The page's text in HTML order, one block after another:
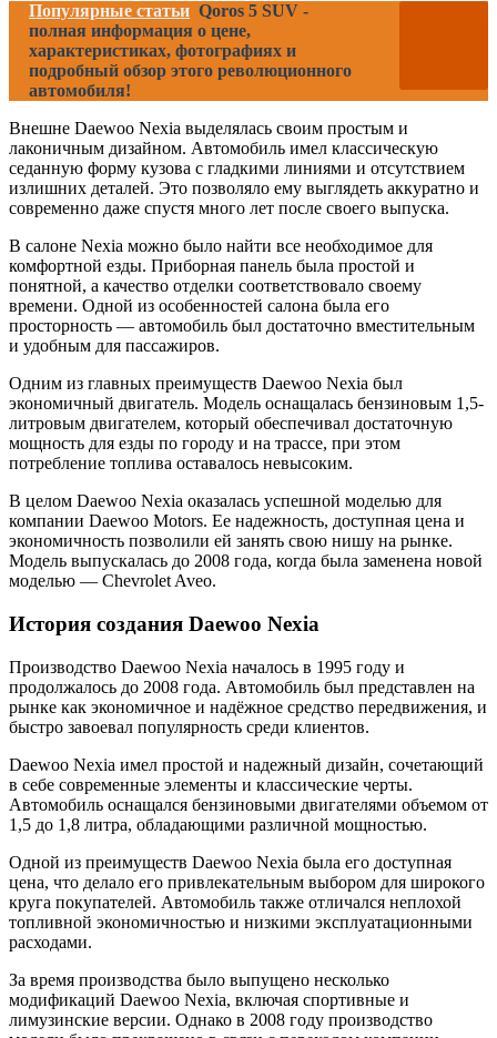
Популярные статьи Qoros 5 SUV -
полная информация о цене,
характеристиках, фотографиях и
подробный обзор этого революционного
автомобиля!
Внешне Daewoo Nexia выделялась своим простым и
лаконичным дизайном. Автомобиль имел классическую
седанную форму кузова с гладкими линиями и отсутствием
излишних деталей. Это позволяло ему выглядеть аккуратно и
современно даже спустя много лет после своего выпуска.
В салоне Nexia можно было найти все необходимое для
комфортной езды. Приборная панель была простой и
понятной, а качество отделки соответствовало своему
времени. Одной из особенностей салона была его
просторность — автомобиль был достаточно вместительным
и удобным для пассажиров.
Одним из главных преимуществ Daewoo Nexia был
экономичный двигатель. Модель оснащалась бензиновым 1,5-
литровым двигателем, который обеспечивал достаточную
мощность для езды по городу и на трассе, при этом
потребление топлива оставалось невысоким.
В целом Daewoo Nexia оказалась успешной моделью для
компании Daewoo Motors. Ее надежность, доступная цена и
экономичность позволили ей занять свою нишу на рынке.
Модель выпускалась до 2008 года, когда была заменена новой
моделью — Chevrolet Aveo.
История создания Daewoo Nexia
Производство Daewoo Nexia началось в 1995 году и
продолжалось до 2008 года. Автомобиль был представлен на
рынке как экономичное и надёжное средство передвижения, и
быстро завоевал популярность среди клиентов.
Daewoo Nexia имел простой и надежный дизайн, сочетающий
в себе современные элементы и классические черты.
Автомобиль оснащался бензиновыми двигателями объемом от
1,5 до 1,8 литра, обладающими различной мощностью.
Одной из преимуществ Daewoo Nexia была его доступная
цена, что делало его привлекательным выбором для широкого
круга покупателей. Автомобиль также отличался неплохой
топливной экономичностью и низкими эксплуатационными
расходами.
За время производства было выпущено несколько
модификаций Daewoo Nexia, включая спортивные и
лимузинские версии. Однако в 2008 году производство